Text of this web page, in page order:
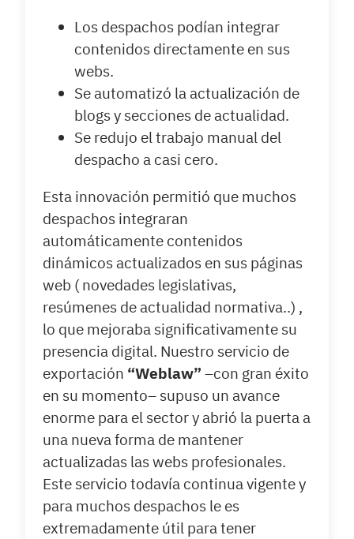
Los despachos podían integrar
contenidos directamente en sus
webs.
Se automatizó la actualización de
blogs y secciones de actualidad.
Se redujo el trabajo manual del
despacho a casi cero.
Esta innovación permitió que muchos
despachos integraran
automáticamente contenidos
dinámicos actualizados en sus páginas
web ( novedades legislativas,
resúmenes de actualidad normativa..) ,
lo que mejoraba significativamente su
presencia digital. Nuestro servicio de
exportación “Weblaw” –con gran éxito
en su momento– supuso un avance
enorme para el sector y abrió la puerta a
una nueva forma de mantener
actualizadas las webs profesionales.
Este servicio todavía continua vigente y
para muchos despachos le es
extremadamente útil para tener